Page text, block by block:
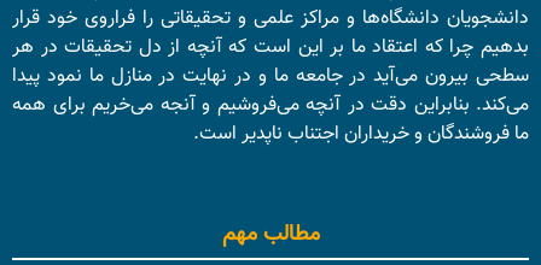
دانشجویان دانشگاه‌ها و مراکز علمی و تحقیقاتی را فراروی خود قرار
بدهیم چرا که اعتقاد ما بر این است که آنچه از دل تحقیقات در هر
سطحی بیرون می‌آید در جامعه ما و در نهایت در منازل ما نمود پیدا
می‌کند. بنابراین دقت در آنچه می‌فروشیم و آنجه می‌خریم برای همه
ما فروشندگان و خریداران اجتناب ناپدیر است.
مطالب مهم